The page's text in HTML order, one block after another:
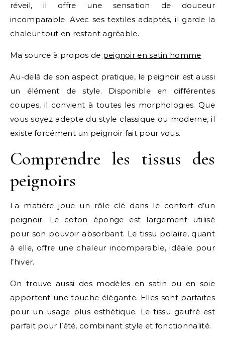
réveil, il offre une sensation de douceur
incomparable. Avec ses textiles adaptés, il garde la
chaleur tout en restant agréable.
Ma source à propos de peignoir en satin homme
Au-delà de son aspect pratique, le peignoir est aussi
un élément de style. Disponible en différentes
coupes, il convient à toutes les morphologies. Que
vous soyez adepte du style classique ou moderne, il
existe forcément un peignoir fait pour vous.
Comprendre les tissus des
peignoirs
La matière joue un rôle clé dans le confort d’un
peignoir. Le coton éponge est largement utilisé
pour son pouvoir absorbant. Le tissu polaire, quant
à elle, offre une chaleur incomparable, idéale pour
l’hiver.
On trouve aussi des modèles en satin ou en soie
apportent une touche élégante. Elles sont parfaites
pour un usage plus esthétique. Le tissu gaufré est
parfait pour l’été, combinant style et fonctionnalité.